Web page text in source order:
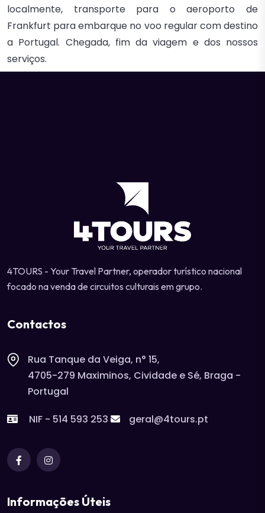
localmente, transporte para o aeroporto de
Frankfurt para embarque no voo regular com destino
a Portugal. Chegada, fim da viagem e dos nossos
serviços.
4TOURS - Your Travel Partner, operador turístico nacional
focado na venda de circuitos culturais em grupo.
Contactos
Rua Tanque da Veiga, n° 15,
4705-279 Maximinos, Cividade e Sé, Braga -
Portugal
NIF - 514 593 253 geral@4tours.pt
Informações Úteis